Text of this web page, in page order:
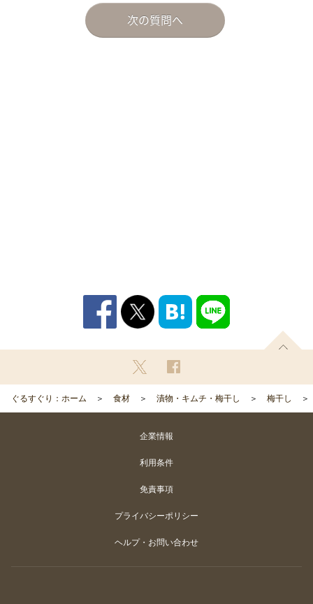
ぐるすぐり：ホーム 食材 漬物・キムチ・梅干し 梅干し
企業情報
利用条件
免責事項
プライバシーポリシー
ヘルプ・お問い合わせ